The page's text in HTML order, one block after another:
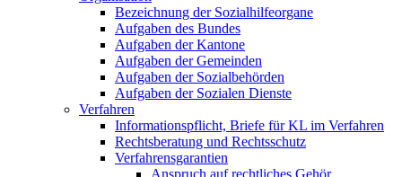
Bezeichnung der Sozialhilfeorgane
Aufgaben des Bundes
Aufgaben der Kantone
Aufgaben der Gemeinden
Aufgaben der Sozialbehörden
Aufgaben der Sozialen Dienste
Verfahren
Informationspflicht, Briefe für KL im Verfahren
Rechtsberatung und Rechtsschutz
Verfahrensgarantien
Anspruch auf rechtliches Gehör